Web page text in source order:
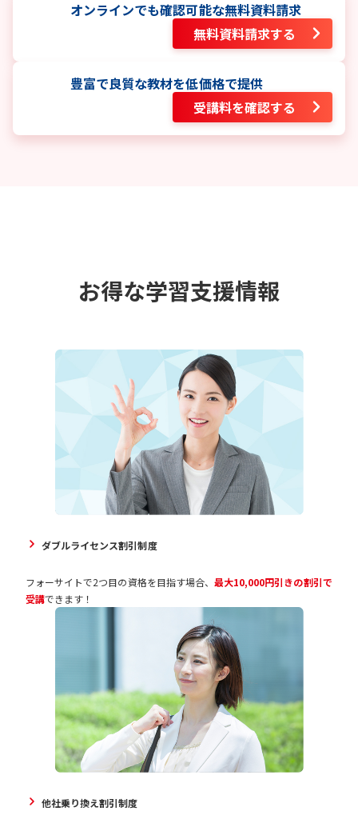
オンラインでも確認可能な無料資料請求
無料資料請求する
豊富で良質な教材を低価格で提供
受講料を確認する
お得な学習支援情報
ダブルライセンス割引制度
フォーサイトで2つ目の資格を目指す場合、 最大10,000円引きの割引で
受講できます！
他社乗り換え割引制度